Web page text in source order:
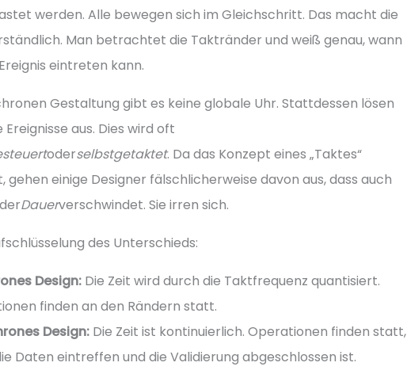
werden. Alle bewegen sich im Gleichschritt. Das macht die
Man betrachtet die Taktränder und weiß genau, wann
eintreten kann.
Gestaltung gibt es keine globale Uhr. Stattdessen lösen
Ereignisse aus. Dies wird oft
oderselbstgetaktet. Da das Konzept eines „Taktes“
gehen einige Designer fälschlicherweise davon aus, dass auch
Dauerverschwindet. Sie irren sich.
des Unterschieds:
Design:Die Zeit wird durch die Taktfrequenz quantisiert.
finden an den Rändern statt.
Design:Die Zeit ist kontinuierlich. Operationen finden statt,
Daten eintreffen und die Validierung abgeschlossen ist.